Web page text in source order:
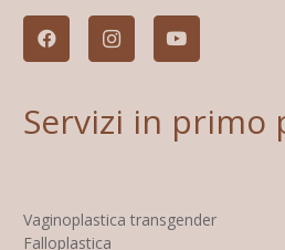
Servizi in primo
Vaginoplastica transgender
Falloplastica